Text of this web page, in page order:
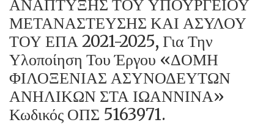
ΑΝΑΠΤΥΞΗΣ ΤΟΥ ΥΠΟΥΡΓΕΙΟΥ
ΜΕΤΑΝΑΣΤΕΥΣΗΣ ΚΑΙ ΑΣΥΛΟΥ
ΤΟΥ ΕΠΑ 2021-2025, Για Την
Υλοποίηση Του Έργου «ΔΟΜΗ
ΦΙΛΟΞΕΝΙΑΣ ΑΣΥΝΟΔΕΥΤΩΝ
ΑΝΗΛΙΚΩΝ ΣΤΑ ΙΩΑΝΝΙΝΑ»
Κωδικός ΟΠΣ 5163971.